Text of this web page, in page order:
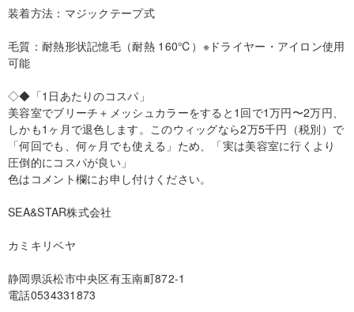
装着方法：マジックテープ式
毛質：耐熱形状記憶毛（耐熱 160℃）※ドライヤー・アイロン使用
可能
◇◆「1日あたりのコスパ」
美容室でブリーチ＋メッシュカラーをすると1回で1万円〜2万円、
しかも1ヶ月で退色します。このウィッグなら2万5千円（税別）で
「何回でも、何ヶ月でも使える」ため、「実は美容室に行くより
圧倒的にコスパが良い」
色はコメント欄にお申し付けください。
SEA&STAR株式会社
カミキリベヤ
静岡県浜松市中央区有玉南町872-1
電話0534331873